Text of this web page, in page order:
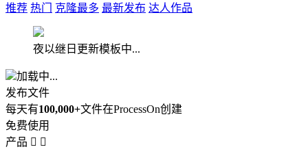
推荐 热门 克隆最多 最新发布 达人作品
夜以继日更新模板中...
加载中...
发布文件
每天有100,000+文件在ProcessOn创建
免费使用
产品  